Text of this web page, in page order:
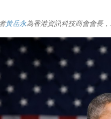
黃岳永為香港資訊科技商會會長